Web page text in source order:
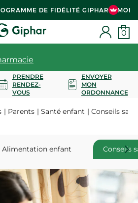
DE FIDÉLITÉ GIPHAR & MOI
0
PRENDRE
RENDEZ-
VOUS
ENVOYER
MON
ORDONNANCE
Parents Santé enfant Conseils
Alimentation enfant Conseils